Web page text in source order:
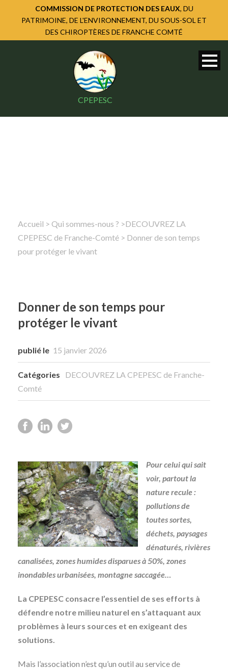
COMMISSION DE PROTECTION DES EAUX, DU
PATRIMOINE, DE L'ENVIRONNEMENT, DU SOUS-SOL ET
DES CHIROPTÈRES DE FRANCHE COMTÉ
CPEPESC
Rechercher
Accueil > Qui sommes-nous ? >DECOUVREZ LA
CPEPESC de Franche-Comté > Donner de son temps
pour protéger le vivant
Donner de son temps pour
protéger le vivant
publié le 15 janvier 2026
Catégories
DECOUVREZ LA CPEPESC de Franche-
Comté
Pour celui qui sait
voir, partout la
nature recule :
pollutions de
toutes sortes,
déchets, paysages
dénaturés, rivières
canalisées, zones humides disparues à 50%, zones
inondables urbanisées, montagne saccagée…
La CPEPESC consacre l’essentiel de ses efforts à
défendre notre milieu naturel en s’attaquant aux
problèmes à leurs sources et en exigeant des
solutions.
Mais l’association n’est qu’un outil au service de